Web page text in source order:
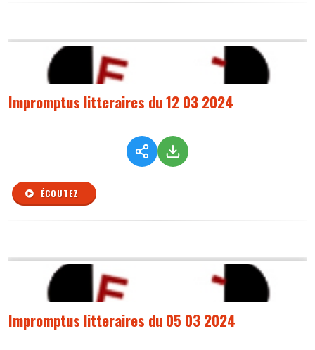
Impromptus litteraires du 12 03 2024
ÉCOUTEZ
Impromptus litteraires du 05 03 2024